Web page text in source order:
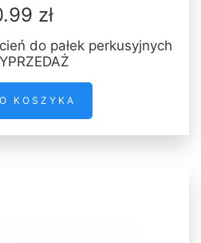
zł
do pałek perkusyjnych
KOSZYKA